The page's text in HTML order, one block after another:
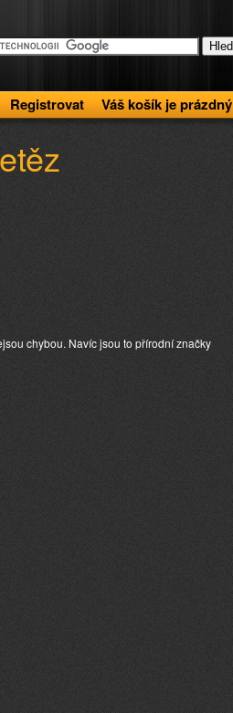
Registrovat Váš košík je prázdný
chybou. Navíc jsou to přírodní značky